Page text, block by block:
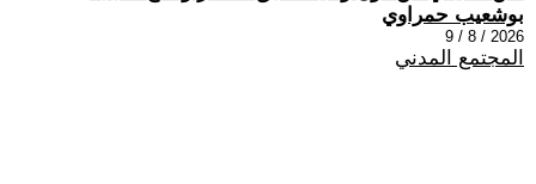
بوشعيب حمراوي
2026 / 8 / 9
المجتمع المدني